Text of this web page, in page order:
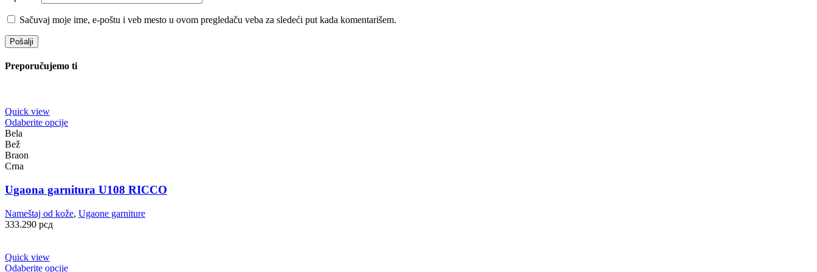
Sačuvaj moje ime, e-poštu i veb mesto u ovom pregledaču veba za sledeći put kada komentarišem.
Preporučujemo ti
Quick view
Odaberite opcijeOvaj
mogu
biti
izabrane
na
Bela
Bež
Braon
Crna
Ugaona garnitura U108 RICCO
Nameštaj od kože, Ugaone garniture
333.290 рсд
Quick view
Odaberite opcijeOvaj